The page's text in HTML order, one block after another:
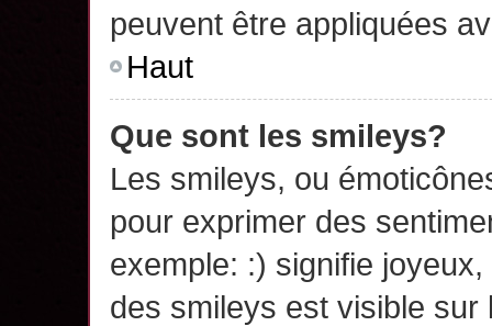
peuvent être appliquées
Haut
Que sont les smileys?
Les smileys, ou
pour exprimer des
exemple: :) signifie
des smileys est visible